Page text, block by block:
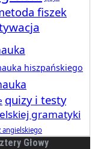
fiszek
hiszpańskiego
quizy i testy
gramatyki
angielskiego
Głowy